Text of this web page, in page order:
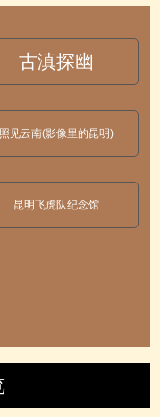
古滇探幽
照见云南(影像里的昆明)
昆明飞虎队纪念馆